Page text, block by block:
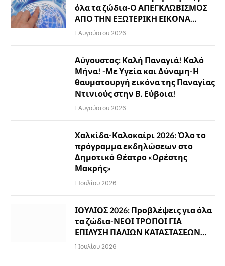
όλα τα ζώδια-Ο ΑΠΕΓΚΛΩΒΙΣΜΟΣ
ΑΠΟ ΤΗΝ ΕΞΩΤΕΡΙΚΗ ΕΙΚΟΝΑ…
1 Αυγούστου 2026
Αύγουστος: Καλή Παναγιά! Καλό
Μήνα! -Με Υγεία και Δύναμη-Η
θαυματουργή εικόνα της Παναγίας
Ντινιούς στην Β. Εύβοια!
1 Αυγούστου 2026
Χαλκίδα-Καλοκαίρι 2026: Όλο το
πρόγραμμα εκδηλώσεων στο
Δημοτικό Θέατρο «Ορέστης
Μακρής»
1 Ιουλίου 2026
ΙΟΥΛΙΟΣ 2026: Προβλέψεις για όλα
τα ζώδια-ΝΕΟΙ ΤΡΟΠΟΙ ΓΙΑ
ΕΠΙΛΥΣΗ ΠΑΛΙΩΝ ΚΑΤΑΣΤΑΣΕΩΝ…
1 Ιουλίου 2026